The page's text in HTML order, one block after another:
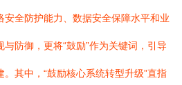
安全防护能力、数据安全保障水平和业
防御，更将“鼓励”作为关键词，引导
其中，“鼓励核心系统转型升级”直指